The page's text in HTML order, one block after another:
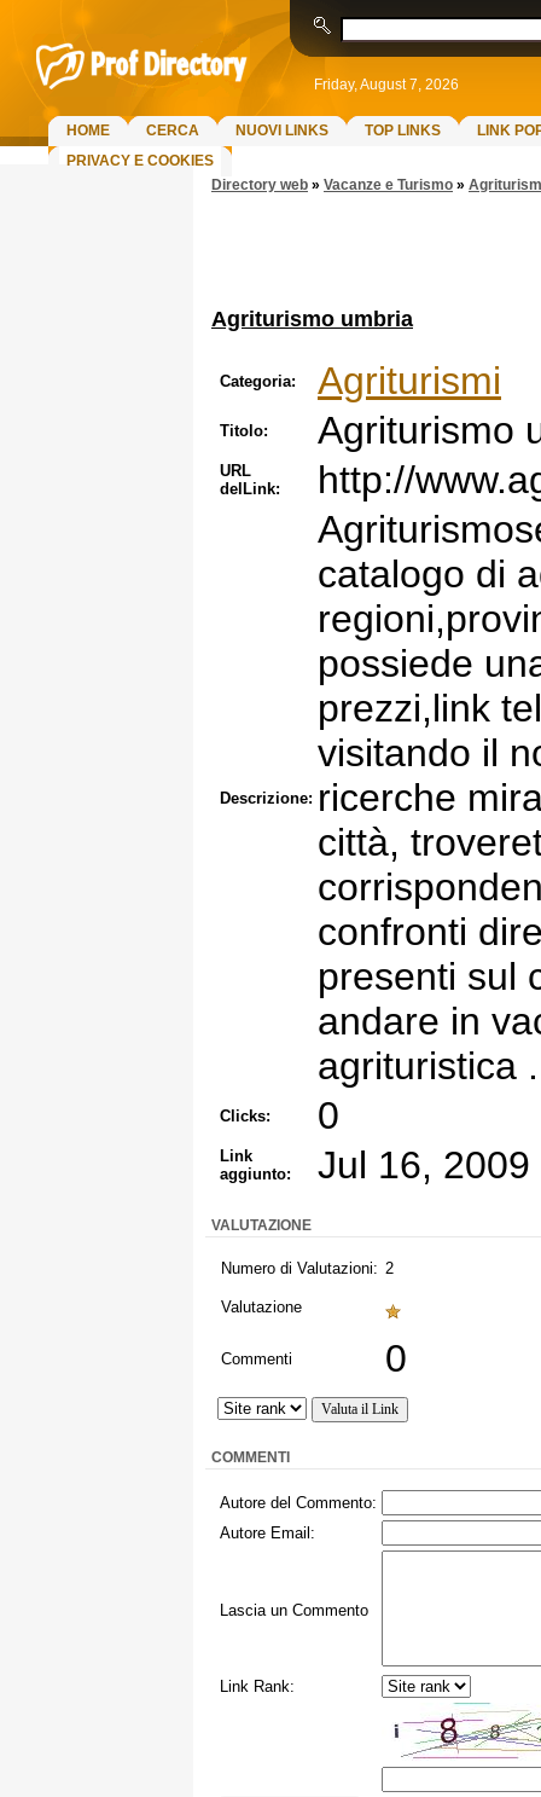
Friday, August 7, 2026
HOME CERCA NUOVI LINKS TOP LINKS
LINK
PRIVACY E COOKIES
Directory web » Vacanze e Turismo »
Agriturismo umbria
Categoria: Agriturismi
Titolo: Agriturismo
URL
delLink:
http://
Descrizione:
catalogo di
possiede
prezzi,link
visitando il
ricerche
città,
confronti
presenti sul
andare in
agrituristica
Clicks: 0
Link
aggiunto:
Jul 16, 2009
VALUTAZIONE
Numero di Valutazioni: 2
Valutazione
Commenti 0
COMMENTI
Autore del Commento:
Autore Email:
Lascia un Commento
Link Rank: